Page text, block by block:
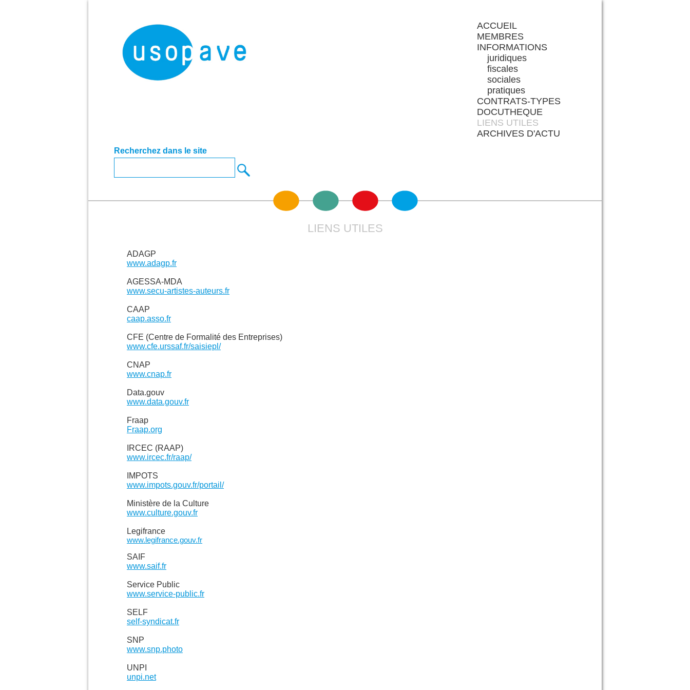
ACCUEIL
MEMBRES
INFORMATIONS
juridiques
fiscales
sociales
pratiques
CONTRATS-TYPES
DOCUTHEQUE
LIENS UTILES
ARCHIVES D'ACTU
Recherchez dans le site
LIENS UTILES
ADAGP
www.adagp.fr
AGESSA-MDA
www.secu-artistes-auteurs.fr
CAAP
caap.asso.fr
CFE (Centre de Formalité des Entreprises)
www.cfe.urssaf.fr/saisiepl/
CNAP
www.cnap.fr
Data.gouv
www.data.gouv.fr
Fraap
Fraap.org
IRCEC (RAAP)
www.ircec.fr/raap/
IMPOTS
www.impots.gouv.fr/portail/
Ministère de la Culture
www.culture.gouv.fr
Legifrance
www.legifrance.gouv.fr
SAIF
www.saif.fr
Service Public
www.service-public.fr
SELF
self-syndicat.fr
SNP
www.snp.photo
UNPI
unpi.net